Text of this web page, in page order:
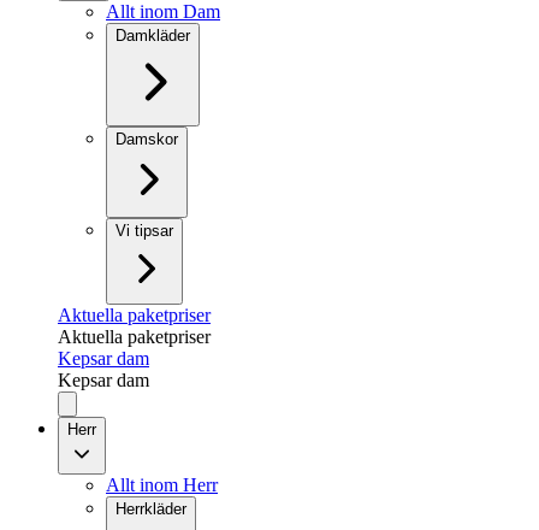
Allt inom Dam
Damkläder
Damskor
Vi tipsar
Aktuella paketpriser
Aktuella paketpriser
Kepsar dam
Kepsar dam
Herr
Allt inom Herr
Herrkläder